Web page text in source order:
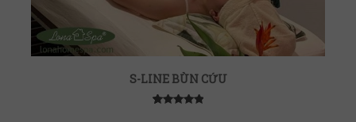
S-LINE BÙN CỨU